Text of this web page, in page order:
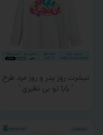
تیشرت روز پدر و روز مرد طرح
‘ بابا تو بی نظیری ‘